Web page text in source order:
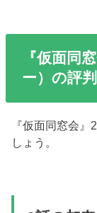
『仮面同
ー）の評
『仮面同窓会
しょう。